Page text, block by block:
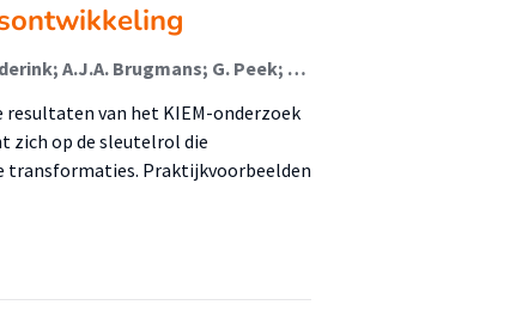
M. Adams; F. van Hagen; J. van Dorp; S. Frankort; L. Vulderink; A.J.A. Brugmans; G. Peek; B. Borra; F. Suurenbroek; Cees-Jan Pen
resultaten van het KIEM-onderzoek
zich op de sleutelrol die
transformaties. Praktijkvoorbeelden